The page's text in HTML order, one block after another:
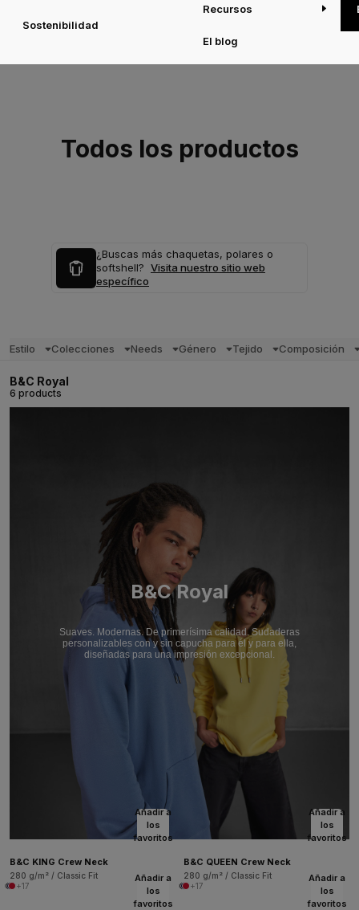
Sostenibilidad
Recursos
El blog
Todos los productos
¿Buscas más chaquetas, polares o
softshell? Visita nuestro sitio web
específico
Estilo Colecciones Needs Género Tejido Composición
B&C Royal
6 products
B&C Royal
Suaves. Modernas. De primerísima calidad. Sudaderas
personalizables con y sin capucha para él y para ella,
diseñadas para una impresión excepcional.
Añadir a
los
favoritos
B&C KING Crew Neck
280 g/m² / Classic Fit
+17
Añadir a
los
favoritos
B&C QUEEN Crew Neck
280 g/m² / Classic Fit
+17
Añadir a
los
favoritos
Añadir a
los
favoritos